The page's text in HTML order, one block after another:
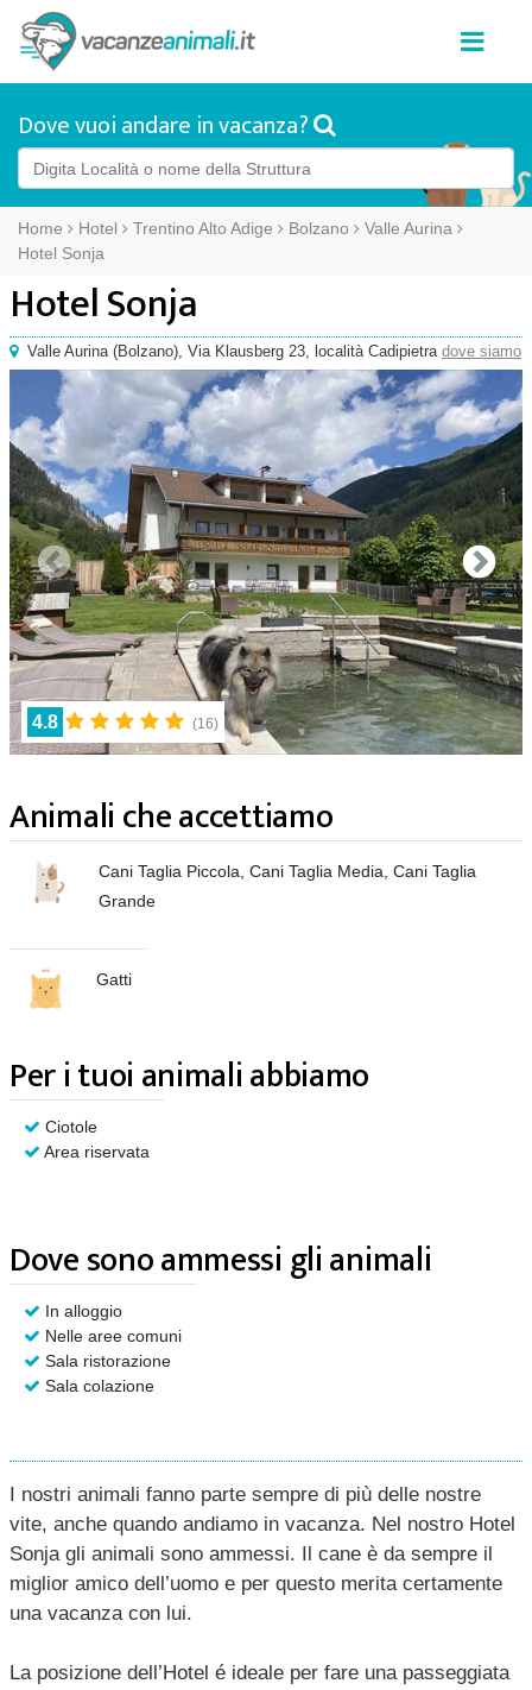
Dove vuoi andare in vacanza?
Home Hotel Trentino Alto Adige Bolzano
Valle Aurina
Hotel Sonja
Hotel Sonja
Valle Aurina(Bolzano), Via Klausberg 23, località Cadipietra dove siamo
4.8 (16)
Animali che accettiamo
Cani Taglia Piccola, Cani Taglia Media, Cani Taglia
Grande
Gatti
Per i tuoi animali abbiamo
Ciotole
Area riservata
Dove sono ammessi gli animali
In alloggio
Nelle aree comuni
Sala ristorazione
Sala colazione
I nostri animali fanno parte sempre di più delle nostre
vite, anche quando andiamo in vacanza. Nel nostro Hotel
Sonja gli animali sono ammessi. Il cane è da sempre il
miglior amico dell’uomo e per questo merita certamente
una vacanza con lui.
La posizione dell’Hotel é ideale per fare una passeggiata